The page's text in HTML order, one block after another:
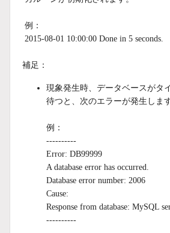
例：
2015-08-01 10:00:00 Done in 5 seconds.
補足：
現象発生時、データベースがタ
待つと、次のエラーが発生します
例：
----------
Error: DB99999
A database error has occurred.
Database error number: 2006
Cause:
Response from database: MySQL
----------